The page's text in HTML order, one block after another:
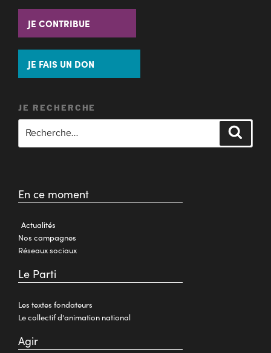
JE CONTRIBUE
JE FAIS UN DON
JE RECHERCHE
En ce moment
Actualités
Nos campagnes
Réseaux sociaux
Le Parti
Les textes fondateurs
Le collectif d'animation national
Agir